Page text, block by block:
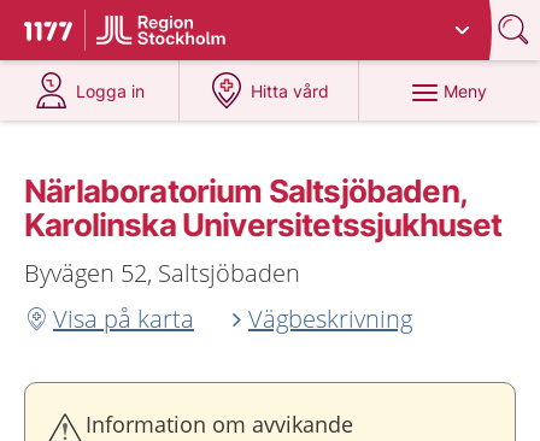
Till startsidan för 1177
Du har valt region
Logga in
på 1177.se
Hitta vård
på 1177.se
Meny
Närlaboratorium Saltsjöbaden,
Karolinska Universitetssjukhuset
Byvägen 52, Saltsjöbaden
Visa på karta
Vägbeskrivning
Information om avvikande